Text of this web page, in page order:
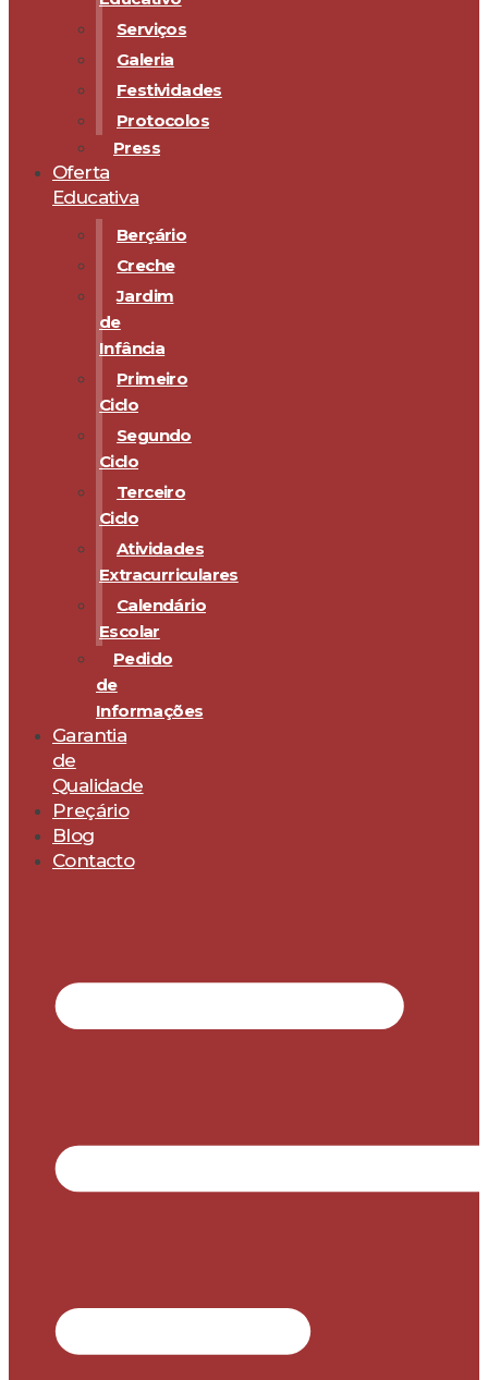
Serviços
Galeria
Festividades
Protocolos
Press
Oferta
Educativa
Berçário
Creche
Jardim
de
Infância
Primeiro
Ciclo
Segundo
Ciclo
Terceiro
Ciclo
Atividades
Extracurriculares
Calendário
Escolar
Pedido
de
Informações
Garantia
de
Qualidade
Preçário
Blog
Contacto